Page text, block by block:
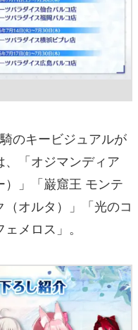
のキービジュアルが
「オジマンディア
）」「巌窟王 モンテ
オルタ）」「光のコ
メロス」。